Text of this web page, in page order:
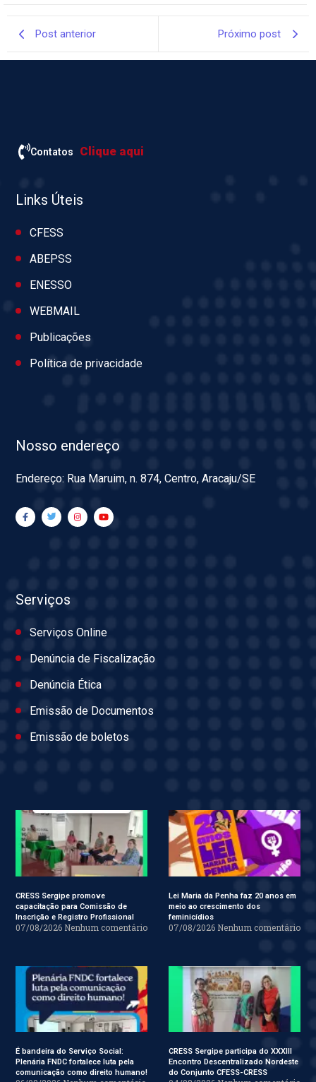
Post anterior Próximo post
Contatos Clique aqui
Links Úteis
CFESS
ABEPSS
ENESSO
WEBMAIL
Publicações
Política de privacidade
Nosso endereço
Endereço: Rua Maruim, n. 874, Centro, Aracaju/SE
Serviços
Serviços Online
Denúncia de Fiscalização
Denúncia Ética
Emissão de Documentos
Emissão de boletos
CRESS Sergipe promove
capacitação para Comissão de
Inscrição e Registro Profissional
07/08/2026 Nenhum comentário
Lei Maria da Penha faz 20 anos em
meio ao crescimento dos
feminicídios
07/08/2026 Nenhum comentário
É bandeira do Serviço Social:
Plenária FNDC fortalece luta pela
comunicação como direito humano!
CRESS Sergipe participa do XXXIII
Encontro Descentralizado Nordeste
do Conjunto CFESS-CRESS